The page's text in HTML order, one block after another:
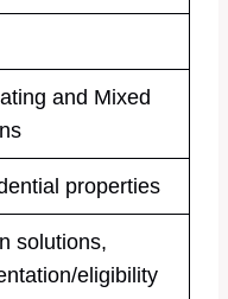
and Mixed
properties
solutions,
eligibility